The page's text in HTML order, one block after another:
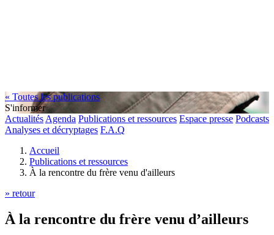
« Toutes les publications
S'informer
Actualités Agenda Publications et ressources Espace presse Podcasts
Analyses et décryptages F.A.Q
Accueil
Publications et ressources
À la rencontre du frère venu d'ailleurs
» retour
À la rencontre du frère venu d’ailleurs